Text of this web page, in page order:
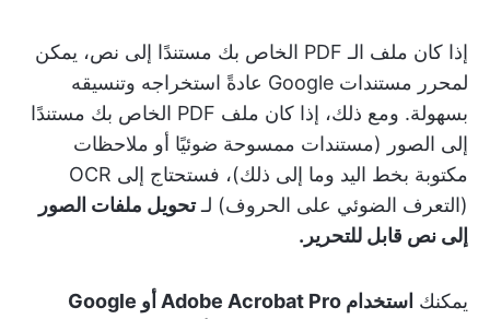
إذا كان ملف الـ PDF الخاص بك مستندًا إلى نص، يمكن
لمحرر مستندات Google عادةً استخراجه وتنسيقه
بسهولة. ومع ذلك، إذا كان ملف PDF الخاص بك مستندًا
إلى الصور (مستندات ممسوحة ضوئيًا أو ملاحظات
مكتوبة بخط اليد وما إلى ذلك)، فستحتاج إلى OCR
(التعرف الضوئي على الحروف) لـتحويل ملفات الصور
إلى نص قابل للتحرير.
يمكنك
استخدام Adobe Acrobat Pro أو Google